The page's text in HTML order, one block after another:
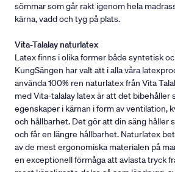
sömmar som går rakt igenom hela
kärna, vadd och tyg på plats.
Vita-Talalay naturlatex
Latex finns i olika former både syntetisk
KungSängen har valt att i alla våra
använda 100% ren naturlatex från Vita
med Vita-talalay latex är att det bibehåller
egenskaper i kärnan i form av ventilation,
och hållbarhet. Det gör att din säng håller
och får en längre hållbarhet. Naturlatex
av de mest ergonomiska materialen på
en exceptionell förmåga att avlasta tryck